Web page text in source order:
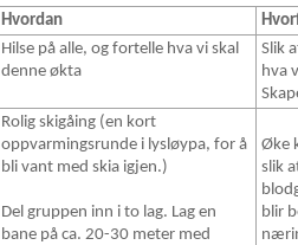
Hvordan
Hilse på alle, og fortelle hva vi skal
denne økta
Slik
hva
Rolig skigåing (en kort
oppvarmingsrunde i lysløypa, for å
bli vant med skia igjen.)
Del gruppen inn i to lag. Lag en
bane på ca. 20-30 meter med
Øke
slik
blir